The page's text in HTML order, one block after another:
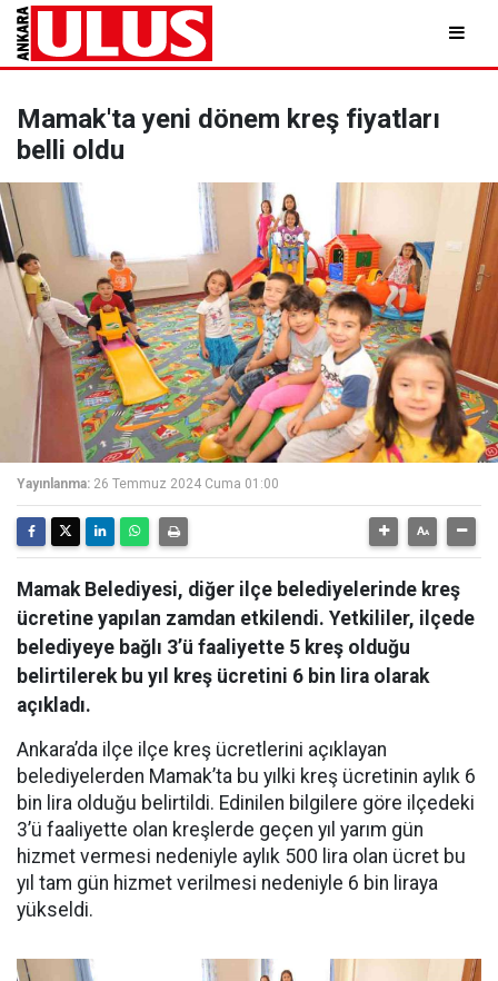
Mamak'ta yeni dönem kreş fiyatları
belli oldu
Yayınlanma: 26 Temmuz 2024 Cuma 01:00
Mamak Belediyesi, diğer ilçe belediyelerinde kreş
ücretine yapılan zamdan etkilendi. Yetkililer, ilçede
belediyeye bağlı 3’ü faaliyette 5 kreş olduğu
belirtilerek bu yıl kreş ücretini 6 bin lira olarak
açıkladı.
Ankara’da ilçe ilçe kreş ücretlerini açıklayan
belediyelerden Mamak’ta bu yılki kreş ücretinin aylık 6
bin lira olduğu belirtildi. Edinilen bilgilere göre ilçedeki
3’ü faaliyette olan kreşlerde geçen yıl yarım gün
hizmet vermesi nedeniyle aylık 500 lira olan ücret bu
yıl tam gün hizmet verilmesi nedeniyle 6 bin liraya
yükseldi.